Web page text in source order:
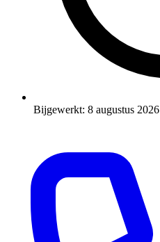
Bijgewerkt: 8 augustus 2026